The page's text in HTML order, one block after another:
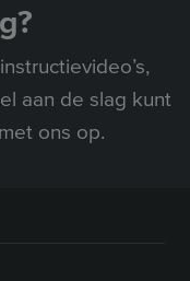
aan de slag kunt
met ons op.